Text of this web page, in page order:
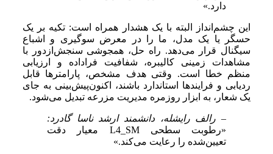
دارد.»
این چشم‌انداز البته با یک هشدار همراه است: تکیه بر یک
حسگر یا یک مدل، ما را در معرض سوگیری و اشباع
سیگنال قرار می‌دهد. راه حل، همجوشی سنجش‌ازدور با
مشاهدات زمینی کالیبره، شفافیت فراداده و ارزیابی
منظم خطا است. وقتی هدف مشخص، پارامترها قابل
ردیابی و فرایندها استاندارد باشند، اکنون‌پیش‌بینی به جای
یک شعار، به ابزار روزمره مدیریت مزرعه تبدیل می‌شود.
– رالف رایشله، دانشمند ارشد ناسا گادرد:
«رطوبت سطحی L4_SM معیار دقت
تعیین‌شده را رعایت می‌کند.»